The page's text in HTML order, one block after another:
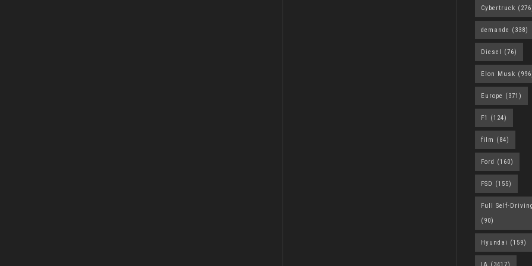
Cybertruck
demande (338)
Diesel (76)
Elon Musk
Europe (371)
F1 (124)
film (84)
Ford (160)
FSD (155)
Full Self-Driving
(90)
Hyundai (159)
IA (3417)